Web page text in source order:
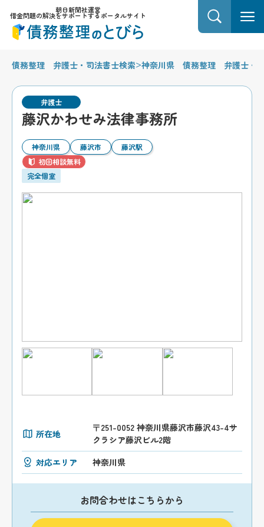
朝日新聞社運営
借金問題の解決をサポートするポータルサイト
債務整理 弁護士・司法書士検索>神奈川県 債務整理 弁護士・
弁護士
藤沢かわせみ法律事務所
神奈川県 藤沢市
藤沢駅
初回相談無料
完全個室
所在地
〒251-0052 神奈川県藤沢市藤沢43-4サ
クラシア藤沢ビル2階
対応エリア
神奈川県
お問合わせはこちらから